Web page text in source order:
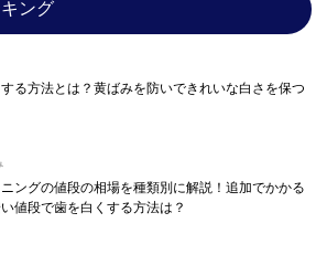
ング
る方法とは？黄ばみを防いできれいな白さを保つ
ングの値段の相場を種類別に解説！追加でかかる
値段で歯を白くする方法は？